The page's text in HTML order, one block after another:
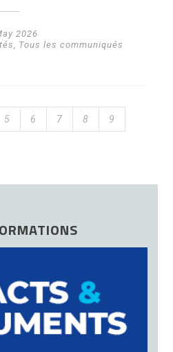
2026
Tous les communiqués
5 6 7 8 9